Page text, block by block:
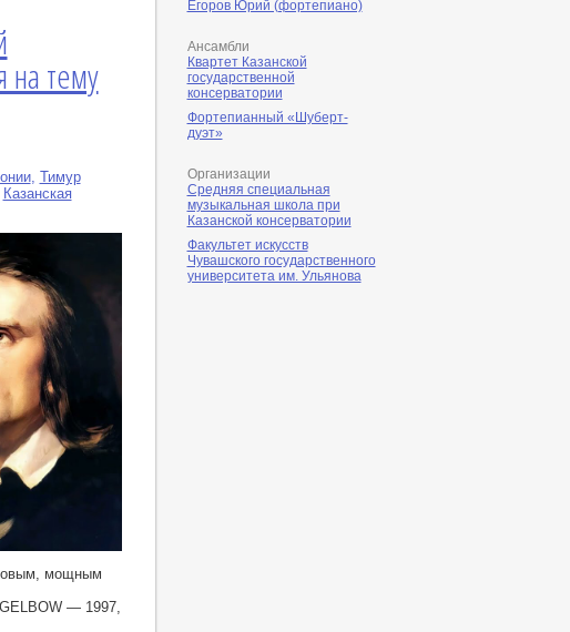
тему
, Тимур
Казанская
мощным
— 1997,
Егоров Юрий (фортепиано)
Ансамбли
Квартет Казанской
государственной
консерватории
Фортепианный «Шуберт-
дуэт»
Организации
Средняя специальная
музыкальная школа при
Казанской консерватории
Факультет искусств
Чувашского государственного
университета им. Ульянова